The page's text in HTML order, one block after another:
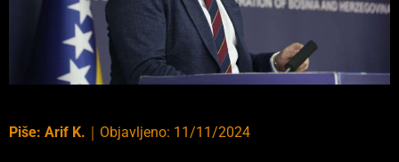
Piše: Arif K. Objavljeno: 11/11/2024